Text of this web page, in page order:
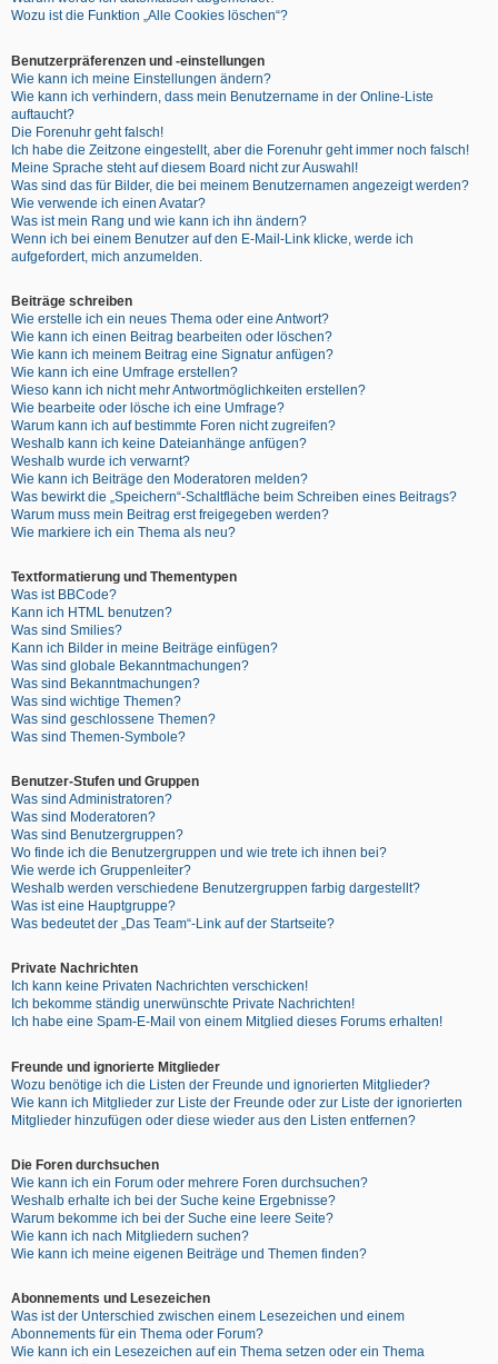
Wozu ist die Funktion „Alle Cookies löschen“?
Benutzerpräferenzen und -einstellungen
Wie kann ich meine Einstellungen ändern?
Wie kann ich verhindern, dass mein Benutzername in der Online-Liste
auftaucht?
Die Forenuhr geht falsch!
Ich habe die Zeitzone eingestellt, aber die Forenuhr geht immer noch falsch!
Meine Sprache steht auf diesem Board nicht zur Auswahl!
Was sind das für Bilder, die bei meinem Benutzernamen angezeigt werden?
Wie verwende ich einen Avatar?
Was ist mein Rang und wie kann ich ihn ändern?
Wenn ich bei einem Benutzer auf den E-Mail-Link klicke, werde ich
aufgefordert, mich anzumelden.
Beiträge schreiben
Wie erstelle ich ein neues Thema oder eine Antwort?
Wie kann ich einen Beitrag bearbeiten oder löschen?
Wie kann ich meinem Beitrag eine Signatur anfügen?
Wie kann ich eine Umfrage erstellen?
Wieso kann ich nicht mehr Antwortmöglichkeiten erstellen?
Wie bearbeite oder lösche ich eine Umfrage?
Warum kann ich auf bestimmte Foren nicht zugreifen?
Weshalb kann ich keine Dateianhänge anfügen?
Weshalb wurde ich verwarnt?
Wie kann ich Beiträge den Moderatoren melden?
Was bewirkt die „Speichern“-Schaltfläche beim Schreiben eines Beitrags?
Warum muss mein Beitrag erst freigegeben werden?
Wie markiere ich ein Thema als neu?
Textformatierung und Thementypen
Was ist BBCode?
Kann ich HTML benutzen?
Was sind Smilies?
Kann ich Bilder in meine Beiträge einfügen?
Was sind globale Bekanntmachungen?
Was sind Bekanntmachungen?
Was sind wichtige Themen?
Was sind geschlossene Themen?
Was sind Themen-Symbole?
Benutzer-Stufen und Gruppen
Was sind Administratoren?
Was sind Moderatoren?
Was sind Benutzergruppen?
Wo finde ich die Benutzergruppen und wie trete ich ihnen bei?
Wie werde ich Gruppenleiter?
Weshalb werden verschiedene Benutzergruppen farbig dargestellt?
Was ist eine Hauptgruppe?
Was bedeutet der „Das Team“-Link auf der Startseite?
Private Nachrichten
Ich kann keine Privaten Nachrichten verschicken!
Ich bekomme ständig unerwünschte Private Nachrichten!
Ich habe eine Spam-E-Mail von einem Mitglied dieses Forums erhalten!
Freunde und ignorierte Mitglieder
Wozu benötige ich die Listen der Freunde und ignorierten Mitglieder?
Wie kann ich Mitglieder zur Liste der Freunde oder zur Liste der ignorierten
Mitglieder hinzufügen oder diese wieder aus den Listen entfernen?
Die Foren durchsuchen
Wie kann ich ein Forum oder mehrere Foren durchsuchen?
Weshalb erhalte ich bei der Suche keine Ergebnisse?
Warum bekomme ich bei der Suche eine leere Seite?
Wie kann ich nach Mitgliedern suchen?
Wie kann ich meine eigenen Beiträge und Themen finden?
Abonnements und Lesezeichen
Was ist der Unterschied zwischen einem Lesezeichen und einem
Abonnements für ein Thema oder Forum?
Wie kann ich ein Lesezeichen auf ein Thema setzen oder ein Thema